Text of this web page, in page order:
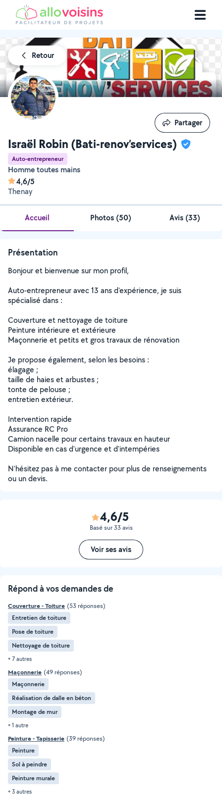
Retour
Israël Robin (Bati-renov’services)
Auto-entrepreneur
Homme toutes mains
4,6/5
Thenay
Partager
Partager
Accueil Photos (50) Avis (33)
Présentation
Bonjour et bienvenue sur mon profil,
Auto-entrepreneur avec 13 ans d'expérience, je suis
spécialisé dans :
Couverture et nettoyage de toiture
Peinture intérieure et extérieure
Maçonnerie et petits et gros travaux de rénovation
Je propose également, selon les besoins :
élagage ;
taille de haies et arbustes ;
tonte de pelouse ;
entretien extérieur.
Intervention rapide
Assurance RC Pro
Camion nacelle pour certains travaux en hauteur
Disponible en cas d'urgence et d'intempéries
N'hésitez pas à me contacter pour plus de renseignements
ou un devis.
4,6/5
Basé sur 33 avis
Voir ses avis
Répond à vos demandes de
Couverture - Toiture (53 réponses)
Entretien de toiture
Pose de toiture
Nettoyage de toiture
+ 7 autres
Maçonnerie (49 réponses)
Maçonnerie
Réalisation de dalle en béton
Montage de mur
+ 1 autre
Peinture - Tapisserie (39 réponses)
Peinture
Sol à peindre
Peinture murale
+ 3 autres